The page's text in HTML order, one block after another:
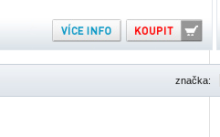
značka: